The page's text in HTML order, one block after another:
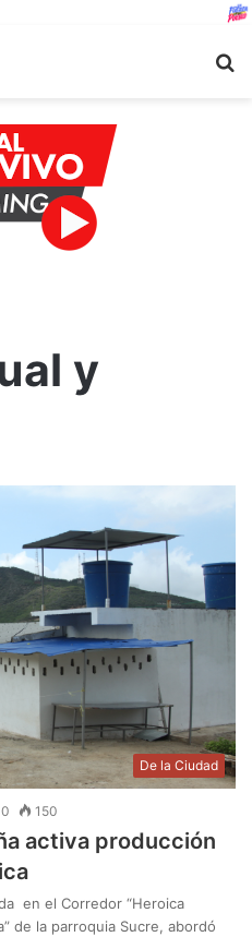
y
De la Ciudad
0 150
activa producción
en el Corredor “Heroica
de la parroquia Sucre, abordó